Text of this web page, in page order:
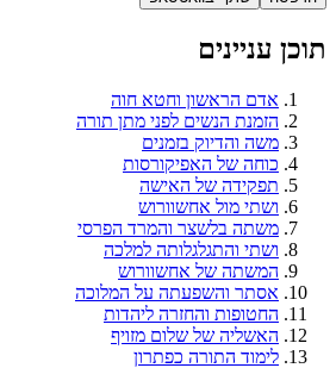
תוכן עניינים
אדם הראשון וחטא חוה
הזמנת הנשים לפני מתן תורה
משה והדיוק בזמנים
כוחה של האפיקורסות
תפקידה של האישה
ושתי מול אחשוורוש
משתה בלשצר והמרד הפרסי
ושתי והתגלגלותה למלכה
המשתה של אחשוורוש
אסתר והשפעתה על המלוכה
החטופות והחזרה ליהדות
האשליה של שלום מזויף
לימוד התורה כפתרון